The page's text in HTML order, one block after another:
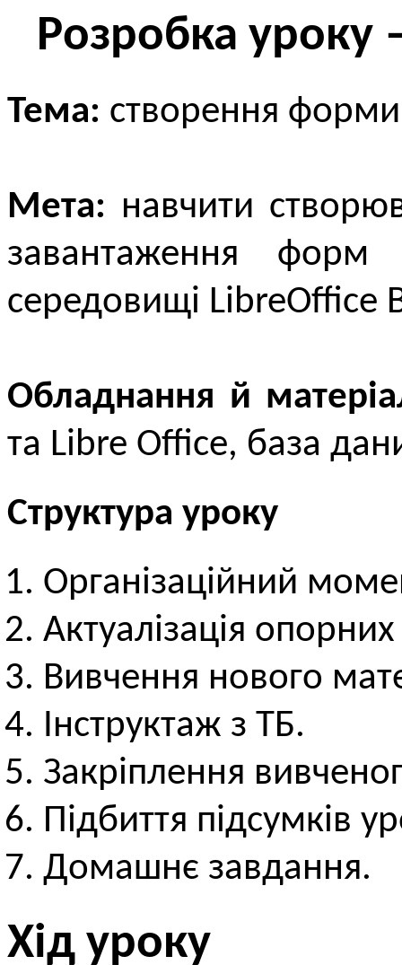
Розробка уроку
Тема: cтворення
Мета: навчити
завантаження
середовищі LibreOffice
Обладнання й
та Libre Office, база
Структура уроку
Організаційний
Актуалізація
Вивчення нового
Інструктаж з ТБ.
Закріплення
Підбиття підсумків
Домашнє завдання.
Хід уроку